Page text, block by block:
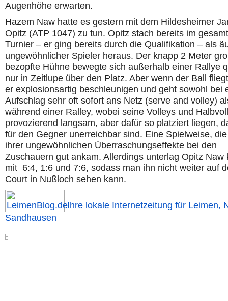
Augenhöhe erwarten.
Hazem Naw hatte es gestern mit dem Hildesheimer
Opitz (ATP 1047) zu tun. Opitz stach bereits im
Turnier – er ging bereits durch die Qualifikation – als
ungewöhnlicher Spieler heraus. Der knapp 2 Meter
bezopfte Hühne bewegte sich außerhalb einer Rallye
nur in Zeitlupe über den Platz. Aber wenn der Ball
er explosionsartig beschleunigen und geht sowohl bei
Aufschlag sehr oft sofort ans Netz (serve and volley)
während einer Ralley, wobei seine Volleys und
provozierend langsam, aber dafür so platziert liegen,
für den Gegner unerreichbar sind. Eine Spielweise,
ihrer ungewöhnlichen Überraschungseffekte bei den
Zuschauern gut ankam. Allerdings unterlag Opitz Naw
mit 6:4, 1:6 und 7:6, sodass man ihn nicht weiter auf
Court in Nußloch sehen kann.
Ihre lokale Internetzeitung für Leimen,
Sandhausen